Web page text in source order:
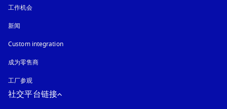
工作机会
新闻
Custom integration
成为零售商
工厂参观
社交平台链接